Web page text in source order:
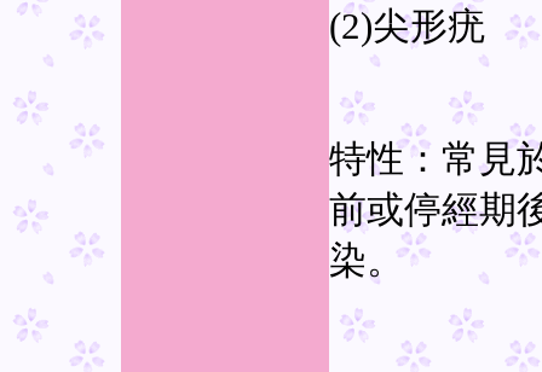
(2)尖形疣
特性：常見
前或停經期
染。